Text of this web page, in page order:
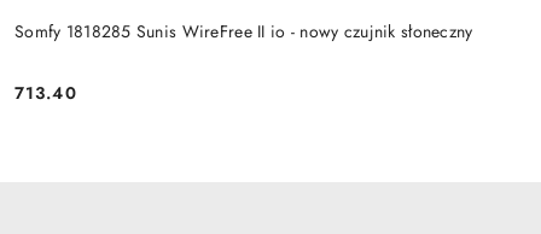
Somfy 1818285 Sunis WireFree II io - nowy czujnik słoneczny
Cena:
713.40